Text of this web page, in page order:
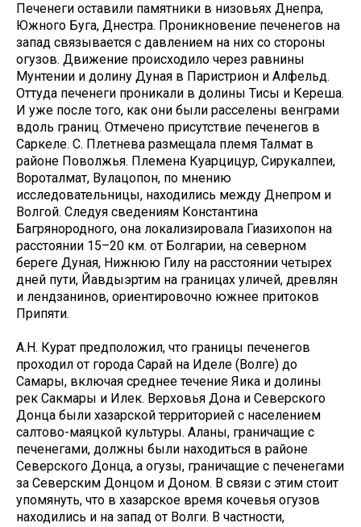
Печенеги оставили памятники в низовьях Днепра,
Южного Буга, Днестра. Проникновение печенегов на
запад связывается с давлением на них со стороны
огузов. Движение происходило через равнины
Мунтении и долину Дуная в Паристрион и Алфельд.
Оттуда печенеги проникали в долины Тисы и Кереша.
И уже после того, как они были расселены венграми
вдоль границ. Отмечено присутствие печенегов в
Саркеле. С. Плетнева размещала племя Талмат в
районе Поволжья. Племена Куарцицур, Сирукалпеи,
Вороталмат, Вулацопон, по мнению
исследовательницы, находились между Днепром и
Волгой. Следуя сведениям Константина
Багрянородного, она локализировала Гиазихопон на
расстоянии 15–20 км. от Болгарии, на северном
береге Дуная, Нижнюю Гилу на расстоянии четырех
дней пути, Йавдыэртим на границах уличей, древлян
и лендзанинов, ориентировочно южнее притоков
Припяти.
А.Н. Курат предположил, что границы печенегов
проходил от города Сарай на Иделе (Волге) до
Самары, включая среднее течение Яика и долины
рек Сакмары и Илек. Верховья Дона и Северского
Донца были хазарской территорией с населением
салтово-маяцкой культуры. Аланы, граничащие с
печенегами, должны были находиться в районе
Северского Донца, а огузы, граничащие с печенегами
за Северским Донцом и Доном. В связи с этим стоит
упомянуть, что в хазарское время кочевья огузов
находились и на запад от Волги. В частности,